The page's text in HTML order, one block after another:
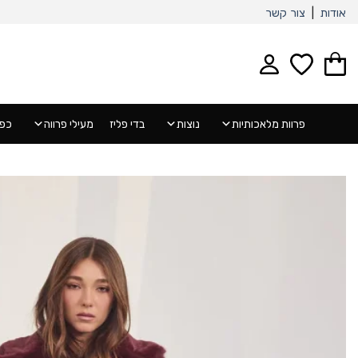
Skip
content
אודות צור קשר
פרוות מלאכותיות נוצות בדי פליז מעילי פרווה